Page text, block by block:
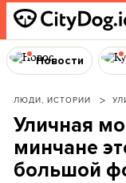
Новости
ЛЮДИ, ИСТОРИИ
Уличная
минчане
большой